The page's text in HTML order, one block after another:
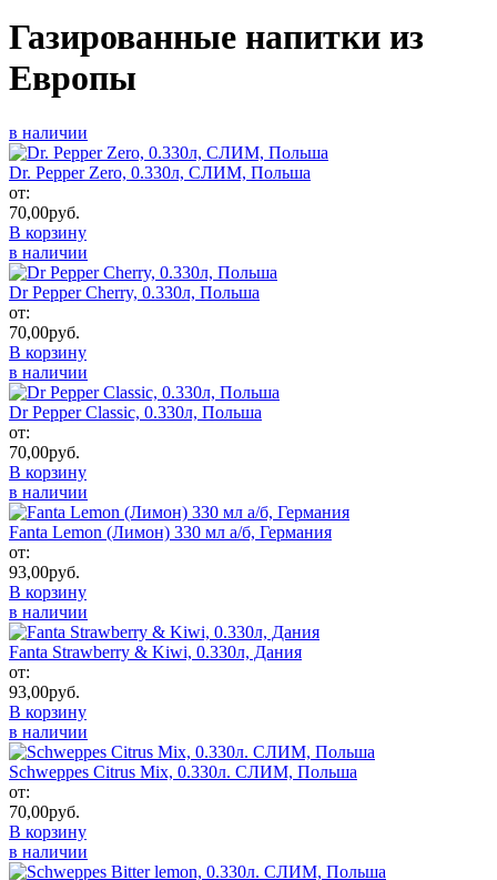
Газированные напитки из
Европы
в наличии
Dr. Pepper Zero, 0.330л, СЛИМ, Польша
от:
70,00руб.
В корзину
в наличии
Dr Pepper Cherry, 0.330л, Польша
от:
70,00руб.
В корзину
в наличии
Dr Pepper Classic, 0.330л, Польша
от:
70,00руб.
В корзину
в наличии
Fanta Lemon (Лимон) 330 мл а/б, Германия
от:
93,00руб.
В корзину
в наличии
Fanta Strawberry & Kiwi, 0.330л, Дания
от:
93,00руб.
В корзину
в наличии
Schweppes Citrus Mix, 0.330л. СЛИМ, Польша
от:
70,00руб.
В корзину
в наличии